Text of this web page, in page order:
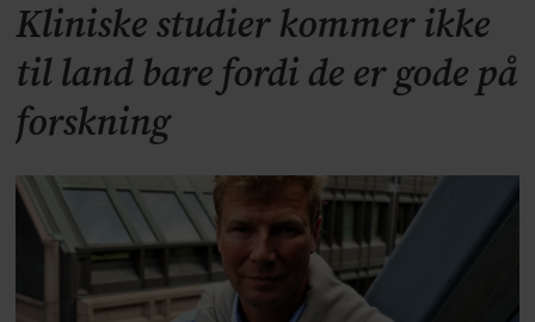
Kliniske studier kommer ikke
til land bare fordi de er gode på
forskning